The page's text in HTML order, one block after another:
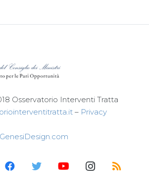
Osservatorio Interventi Tratta
– Privacy
GenesiDesign.com